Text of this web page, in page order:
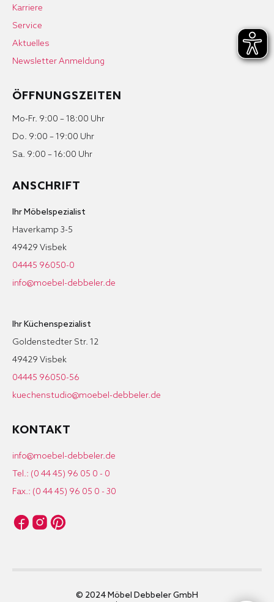
Karriere
Service
Aktuelles
Newsletter Anmeldung
ÖFFNUNGSZEITEN
Mo-Fr. 9:00 – 18:00 Uhr
Do. 9:00 – 19:00 Uhr
Sa. 9:00 – 16:00 Uhr
ANSCHRIFT
Ihr Möbelspezialist
Haverkamp 3-5
49429 Visbek
04445 96050-0
info@moebel-debbeler.de
Ihr Küchenspezialist
Goldenstedter Str. 12
49429 Visbek
04445 96050-56
kuechenstudio@moebel-debbeler.de
KONTAKT
info@moebel-debbeler.de
Tel.: (0 44 45) 96 05 0 - 0
Fax.: (0 44 45) 96 05 0 - 30
© 2024 Möbel Debbeler GmbH